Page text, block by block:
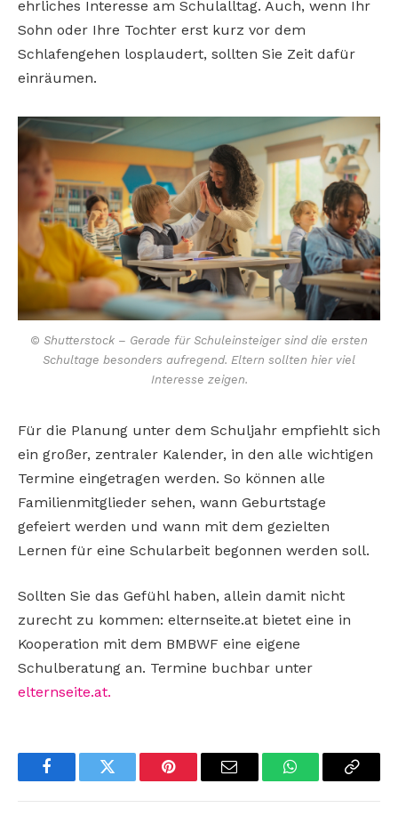
ehrliches Interesse am Schulalltag. Auch, wenn Ihr
Sohn oder Ihre Tochter erst kurz vor dem
Schlafengehen losplaudert, sollten Sie Zeit dafür
einräumen.
© Shutterstock – Gerade für Schuleinsteiger sind die ersten
Schultage besonders aufregend. Eltern sollten hier viel
Interesse zeigen.
Für die Planung unter dem Schuljahr empfiehlt sich
ein großer, zentraler Kalender, in den alle wichtigen
Termine eingetragen werden. So können alle
Familienmitglieder sehen, wann Geburtstage
gefeiert werden und wann mit dem gezielten
Lernen für eine Schularbeit begonnen werden soll.
Sollten Sie das Gefühl haben, allein damit nicht
zurecht zu kommen: elternseite.at bietet eine in
Kooperation mit dem BMBWF eine eigene
Schulberatung an. Termine buchbar unter
elternseite.at.
FacebookTwitter Pinterest Email WhatsAppCopy